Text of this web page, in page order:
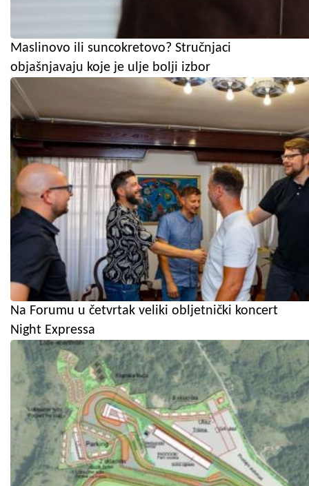
Maslinovo ili suncokretovo? Stručnjaci
objašnjavaju koje je ulje bolji izbor
Na Forumu u četvrtak veliki obljetnički koncert
Night Expressa